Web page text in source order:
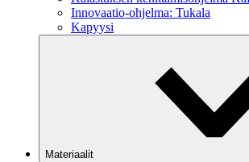
Innovaatio-ohjelma: Tukala
Kapyysi
Materiaalit